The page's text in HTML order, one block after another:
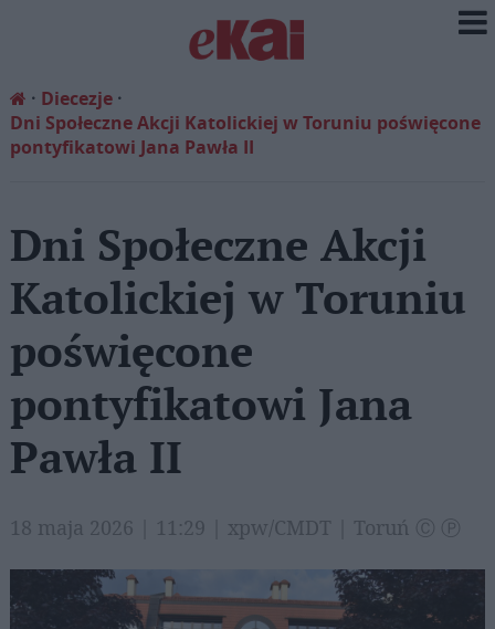
Diecezje
Dni Społeczne Akcji Katolickiej w Toruniu poświęcone
pontyfikatowi Jana Pawła II
Dni Społeczne Akcji
Katolickiej w Toruniu
poświęcone
pontyfikatowi Jana
Pawła II
18 maja 2026 | 11:29 | xpw/CMDT | Toruń Ⓒ Ⓟ